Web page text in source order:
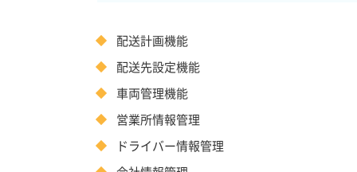
配送計画機能
配送先設定機能
車両管理機能
営業所情報管理
ドライバー情報管理